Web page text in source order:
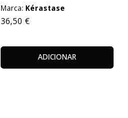
Marca: Kérastase
36,50 €
ADICIONAR